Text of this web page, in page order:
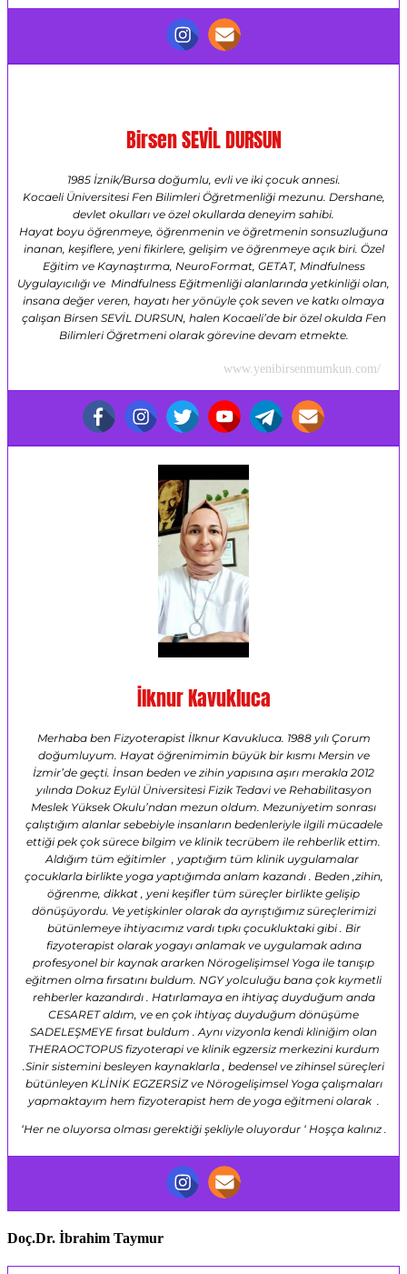
Birsen SEVİL DURSUN
1985 İznik/Bursa doğumlu, evli ve iki çocuk annesi.
Kocaeli Üniversitesi Fen Bilimleri Öğretmenliği mezunu. Dershane,
devlet okulları ve özel okullarda deneyim sahibi.
Hayat boyu öğrenmeye, öğrenmenin ve öğretmenin sonsuzluğuna
inanan, keşiflere, yeni fikirlere, gelişim ve öğrenmeye açık biri. Özel
Eğitim ve Kaynaştırma, NeuroFormat, GETAT, Mindfulness
Uygulayıcılığı ve Mindfulness Eğitmenliği alanlarında yetkinliği olan,
insana değer veren, hayatı her yönüyle çok seven ve katkı olmaya
çalışan Birsen SEVİL DURSUN, halen Kocaeli’de bir özel okulda Fen
Bilimleri Öğretmeni olarak görevine devam etmekte.
www.yenibirsenmumkun.com/
İlknur Kavukluca
Merhaba ben Fizyoterapist İlknur Kavukluca. 1988 yılı Çorum
doğumluyum. Hayat öğrenimimin büyük bir kısmı Mersin ve
İzmir’de geçti. İnsan beden ve zihin yapısına aşırı merakla 2012
yılında Dokuz Eylül Üniversitesi Fizik Tedavi ve Rehabilitasyon
Meslek Yüksek Okulu’ndan mezun oldum. Mezuniyetim sonrası
çalıştığım alanlar sebebiyle insanların bedenleriyle ilgili mücadele
ettiği pek çok sürece bilgim ve klinik tecrübem ile rehberlik ettim.
Aldığım tüm eğitimler , yaptığım tüm klinik uygulamalar
çocuklarla birlikte yoga yaptığımda anlam kazandı . Beden ,zihin,
öğrenme, dikkat , yeni keşifler tüm süreçler birlikte gelişip
dönüşüyordu. Ve yetişkinler olarak da ayrıştığımız süreçlerimizi
bütünlemeye ihtiyacımız vardı tıpkı çocukluktaki gibi . Bir
fizyoterapist olarak yogayı anlamak ve uygulamak adına
profesyonel bir kaynak ararken Nörogelişimsel Yoga ile tanışıp
eğitmen olma fırsatını buldum. NGY yolculuğu bana çok kıymetli
rehberler kazandırdı . Hatırlamaya en ihtiyaç duyduğum anda
CESARET aldım, ve en çok ihtiyaç duyduğum dönüşüme
SADELEŞMEYE fırsat buldum . Aynı vizyonla kendi kliniğim olan
THERAOCTOPUS fizyoterapi ve klinik egzersiz merkezini kurdum
.Sinir sistemini besleyen kaynaklarla , bedensel ve zihinsel süreçleri
bütünleyen KLİNİK EGZERSİZ ve Nörogelişimsel Yoga çalışmaları
yapmaktayım hem fizyoterapist hem de yoga eğitmeni olarak .
‘Her ne oluyorsa olması gerektiği şekliyle oluyordur ‘ Hoşça kalınız .
Doç.Dr. İbrahim Taymur